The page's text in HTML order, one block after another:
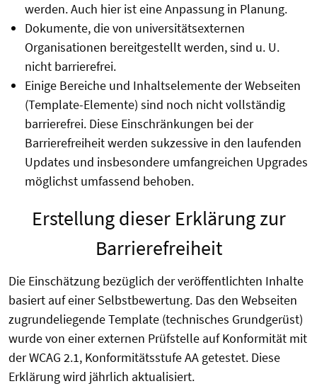
werden. Auch hier ist eine Anpassung in Planung.
Dokumente, die von universitätsexternen
Organisationen bereitgestellt werden, sind u. U.
nicht barrierefrei.
Einige Bereiche und Inhaltselemente der Webseiten
(Template-Elemente) sind noch nicht vollständig
barrierefrei. Diese Einschränkungen bei der
Barrierefreiheit werden sukzessive in den laufenden
Updates und insbesondere umfangreichen Upgrades
möglichst umfassend behoben.
Erstellung dieser Erklärung zur
Barrierefreiheit
Die Einschätzung bezüglich der veröffentlichten Inhalte
basiert auf einer Selbstbewertung. Das den Webseiten
zugrundeliegende Template (technisches Grundgerüst)
wurde von einer externen Prüfstelle auf Konformität mit
der WCAG 2.1, Konformitätsstufe AA getestet. Diese
Erklärung wird jährlich aktualisiert.